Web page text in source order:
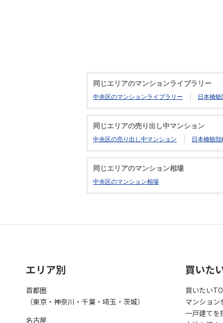
同じエリアのマンションライブラリー
中央区のマンションライブラリー 日本橋
同じエリアの売り出し中マンション
中央区の売り出し中マンション 日本橋蛎
同じエリアのマンション相場
中央区のマンション相場
エリア別
首都圏
（東京・神奈川・千葉・埼玉・茨城）
名古屋
買いた
買いたい
マンション
一戸建てを